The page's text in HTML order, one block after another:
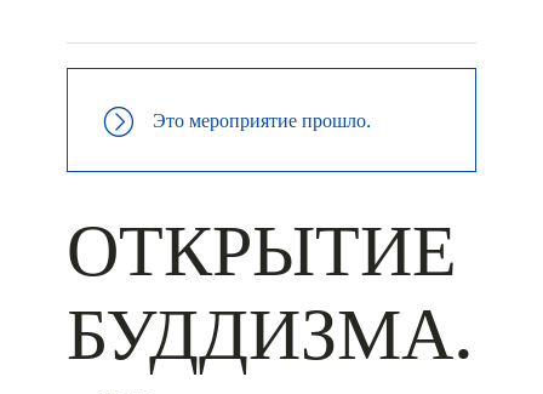
Это мероприятие прошло.
ОТКРЫТИЕ
БУДДИЗМА.